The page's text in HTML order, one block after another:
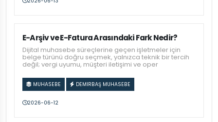
E-Arşiv ve E-Fatura Arasındaki Fark Nedir?
Dijital muhasebe süreçlerine geçen işletmeler için
belge türünü doğru seçmek, yalnızca teknik bir tercih
değil; vergi uyumu, müşteri iletişimi ve oper
MUHASEBE DEMIRBAŞ MUHASEBE
2026-06-12